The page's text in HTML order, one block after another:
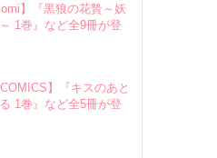
】『黒狼の花贄～妖
1巻』など全9冊が登
】『キスのあと
1巻』など全5冊が登